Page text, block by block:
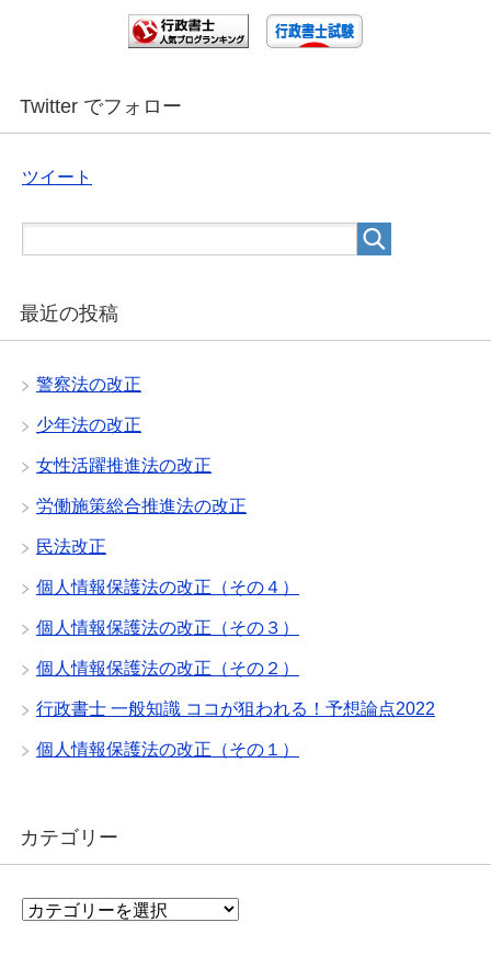
Twitter でフォロー
ツイート
最近の投稿
警察法の改正
少年法の改正
女性活躍推進法の改正
労働施策総合推進法の改正
民法改正
個人情報保護法の改正（その４）
個人情報保護法の改正（その３）
個人情報保護法の改正（その２）
行政書士 一般知識 ココが狙われる！予想論点2022
個人情報保護法の改正（その１）
カテゴリー
カ